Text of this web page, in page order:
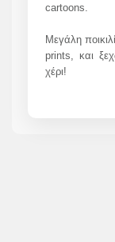
cartoons.
Μεγάλη
prints, και
χέρι!